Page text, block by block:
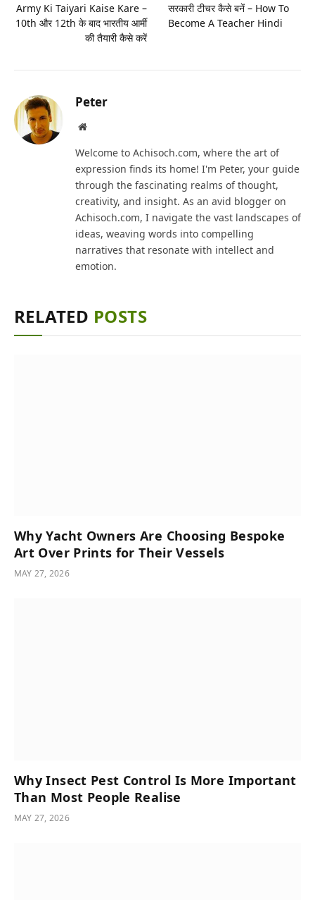
Army Ki Taiyari Kaise Kare –
10th और 12th के बाद भारतीय आर्मी
की तैयारी कैसे करें
सरकारी टीचर कैसे बनें – How To
Become A Teacher Hindi
Peter
Website
Welcome to Achisoch.com, where the art of
expression finds its home! I'm Peter, your guide
through the fascinating realms of thought,
creativity, and insight. As an avid blogger on
Achisoch.com, I navigate the vast landscapes of
ideas, weaving words into compelling
narratives that resonate with intellect and
emotion.
RELATED POSTS
Why Yacht Owners Are Choosing Bespoke
Art Over Prints for Their Vessels
MAY 27, 2026
Why Insect Pest Control Is More Important
Than Most People Realise
MAY 27, 2026